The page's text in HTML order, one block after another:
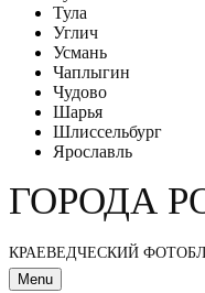
Тула
Углич
Усмань
Чаплыгин
Чудово
Шарья
Шлиссельбург
Ярославль
ГОРОДА
КРАЕВЕДЧЕСКИЙ
Menu